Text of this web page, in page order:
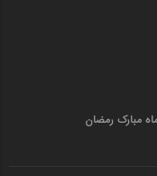
مبارک رمضان